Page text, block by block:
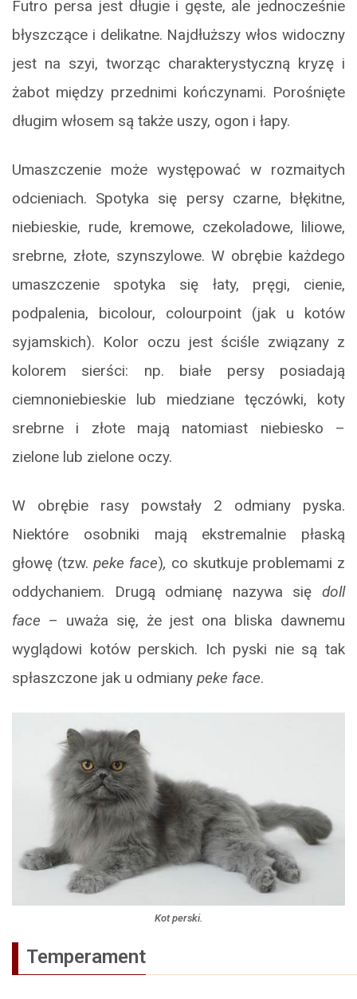
Futro persa jest długie i gęste, ale jednocześnie
błyszczące i delikatne. Najdłuższy włos widoczny
jest na szyi, tworząc charakterystyczną kryzę i
żabot między przednimi kończynami. Porośnięte
długim włosem są także uszy, ogon i łapy.
Umaszczenie może występować w rozmaitych
odcieniach. Spotyka się persy czarne, błękitne,
niebieskie, rude, kremowe, czekoladowe, liliowe,
srebrne, złote, szynszylowe. W obrębie każdego
umaszczenie spotyka się łaty, pręgi, cienie,
podpalenia, bicolour, colourpoint (jak u kotów
syjamskich). Kolor oczu jest ściśle związany z
kolorem sierści: np. białe persy posiadają
ciemnoniebieskie lub miedziane tęczówki, koty
srebrne i złote mają natomiast niebiesko –
zielone lub zielone oczy.
W obrębie rasy powstały 2 odmiany pyska.
Niektóre osobniki mają ekstremalnie płaską
głowę (tzw. peke face), co skutkuje problemami z
oddychaniem. Drugą odmianę nazywa się doll
face – uważa się, że jest ona bliska dawnemu
wyglądowi kotów perskich. Ich pyski nie są tak
spłaszczone jak u odmiany peke face.
Kot perski.
Temperament